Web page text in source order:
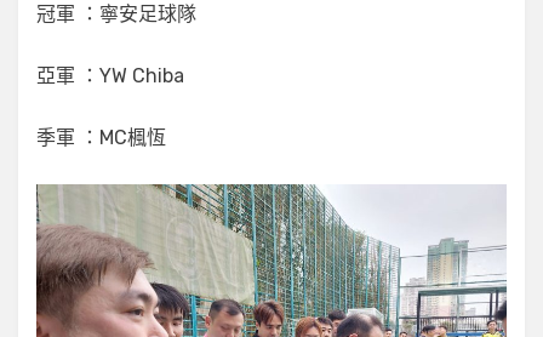
冠軍 ：寧安足球隊
亞軍 ：YW Chiba
季軍 ：MC楓恆